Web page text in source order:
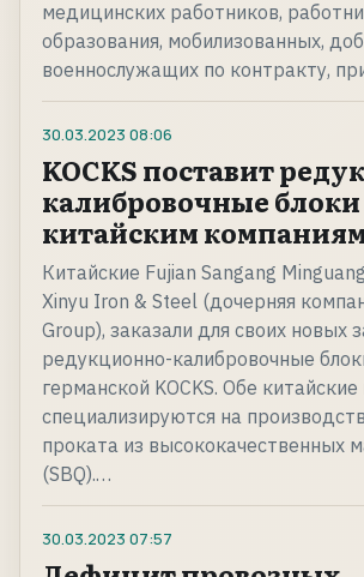
медицинских работников,
образования, мобилизованных,
военнослужащих по контракту,
30.03.2023 08:06
KOCKS поставит
калибровочные
китайским
Китайские Fujian Sangang
Xinyu Iron & Steel (дочерняя
Group), заказали для своих новых
редукционно-калибровочные
германской KOCKS. Обе
специализируются на
проката из высококачественных
(SBQ).…
30.03.2023 07:57